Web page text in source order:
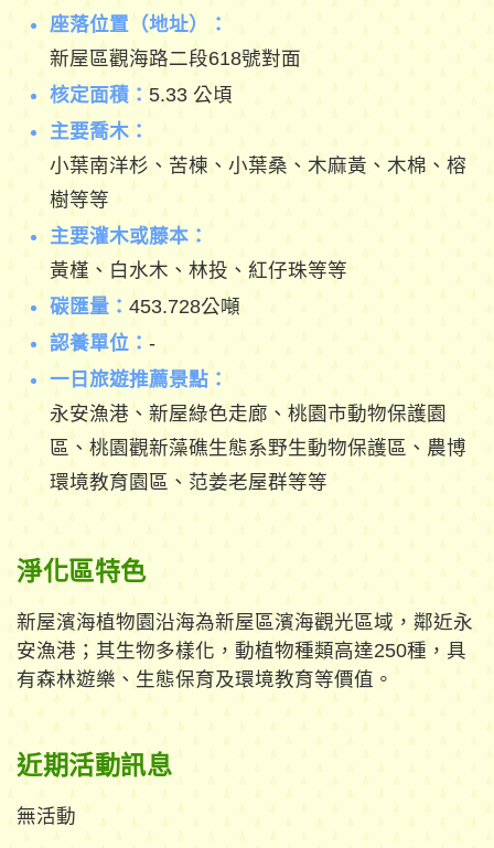
座落位置（地址）：
新屋區觀海路二段618號對面
核定面積： 5.33 公頃
主要喬木：
小葉南洋杉、苦楝、小葉桑、木麻黃、木棉、榕
樹等等
主要灌木或藤本：
黃槿、白水木、林投、紅仔珠等等
碳匯量： 453.728公噸
認養單位： -
一日旅遊推薦景點：
永安漁港、新屋綠色走廊、桃園市動物保護園
區、桃園觀新藻礁生態系野生動物保護區、農博
環境教育園區、范姜老屋群等等
淨化區特色
新屋濱海植物園沿海為新屋區濱海觀光區域，鄰近永
安漁港；其生物多樣化，動植物種類高達250種，具
有森林遊樂、生態保育及環境教育等價值。
近期活動訊息
無活動